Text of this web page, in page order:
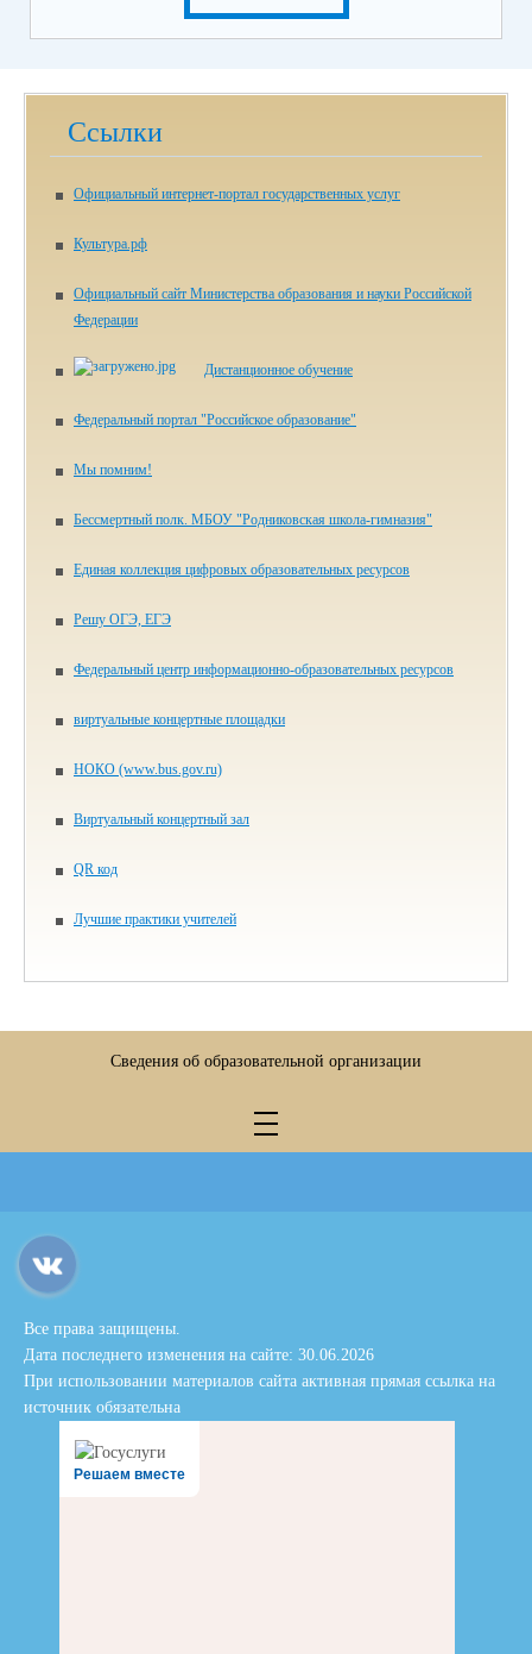
Ссылки
Официальный интернет-портал государственных услуг
Культура.рф
Официальный сайт Министерства образования и науки Российской
Федерации
Дистанционное обучение
Федеральный портал "Российское образование"
Мы помним!
Бессмертный полк. МБОУ "Родниковская школа-гимназия"
Единая коллекция цифровых образовательных ресурсов
Решу ОГЭ, ЕГЭ
Федеральный центр информационно-образовательных ресурсов
виртуальные концертные площадки
НОКО (www.bus.gov.ru)
Виртуальный концертный зал
QR код
Лучшие практики учителей
Сведения об образовательной организации
Все права защищены.
Дата последнего изменения на сайте: 30.06.2026
При использовании материалов сайта активная прямая ссылка на
источник обязательна
Решаем вместе